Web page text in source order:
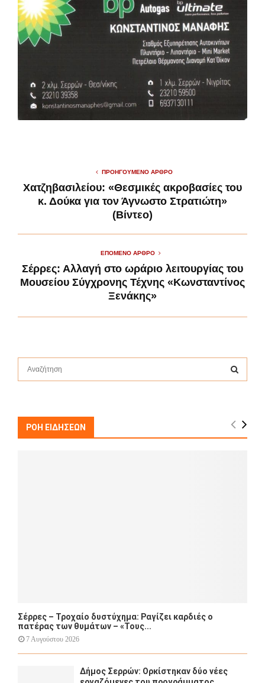
ΠΡΟΗΓΟΎΜΕΝΟ ΆΡΘΡΟ
Χατζηβασιλείου: «Θεσμικές ακροβασίες του
κ. Δούκα για τον Άγνωστο Στρατιώτη»
(Βίντεο)
ΕΠΌΜΕΝΟ ΆΡΘΡΟ
Σέρρες: Αλλαγή στο ωράριο λειτουργίας του
Μουσείου Σύγχρονης Τέχνης «Κωνσταντίνος
Ξενάκης»
f
A
ΡΟΗ ΕΙΔΗΣΕΩΝ
Σέρρες – Τροχαίο δυστύχημα: Ραγίζει καρδιές ο
πατέρας των θυμάτων – «Τους...
7 Αυγούστου 2026
Δήμος Σερρών: Ορκίστηκαν δύο νέες